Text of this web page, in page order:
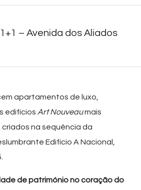
– Avenida dos Aliados
apartamentos de luxo,
edifícios Art Nouveaumais
na sequência da
Edifício A Nacional,
de património no coração do